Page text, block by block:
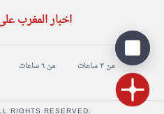
اخبار المغرب
من ٣ ساعات من ٦ ساعات